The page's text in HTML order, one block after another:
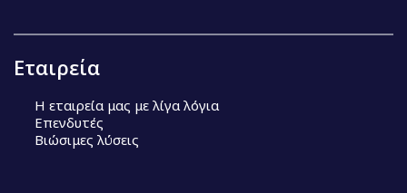
Εταιρεία
Η εταιρεία μας με λίγα λόγια
Επενδυτές
Βιώσιμες λύσεις